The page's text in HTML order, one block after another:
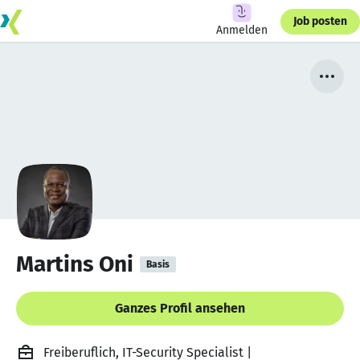
Anmelden
Job posten
Martins Oni Basis
Ganzes Profil ansehen
Freiberuflich, IT-Security Specialist |